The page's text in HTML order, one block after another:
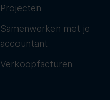
Projecten
Samenwerken met je
accountant
Verkoopfacturen